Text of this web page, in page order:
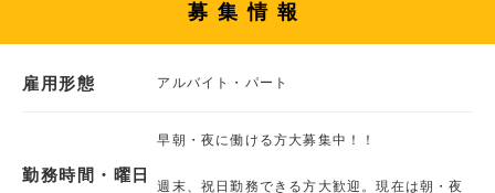
募集情報
雇用形態 アルバイト・パート
勤務時間・曜日
早朝・夜に働ける方大募集中！！
週末、祝日勤務できる方大歓迎。現在は朝・夜